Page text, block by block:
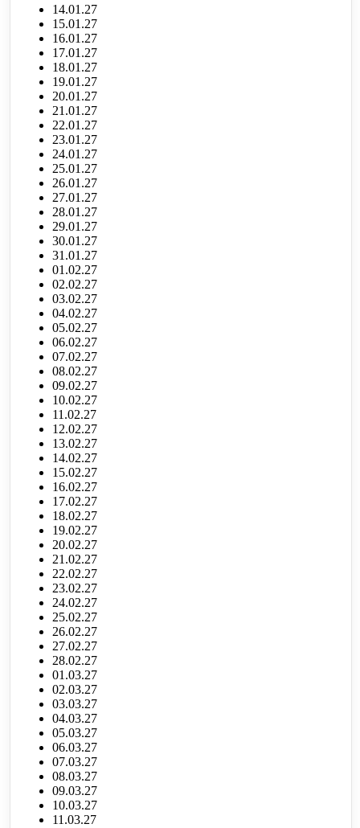
14.01.27
15.01.27
16.01.27
17.01.27
18.01.27
19.01.27
20.01.27
21.01.27
22.01.27
23.01.27
24.01.27
25.01.27
26.01.27
27.01.27
28.01.27
29.01.27
30.01.27
31.01.27
01.02.27
02.02.27
03.02.27
04.02.27
05.02.27
06.02.27
07.02.27
08.02.27
09.02.27
10.02.27
11.02.27
12.02.27
13.02.27
14.02.27
15.02.27
16.02.27
17.02.27
18.02.27
19.02.27
20.02.27
21.02.27
22.02.27
23.02.27
24.02.27
25.02.27
26.02.27
27.02.27
28.02.27
01.03.27
02.03.27
03.03.27
04.03.27
05.03.27
06.03.27
07.03.27
08.03.27
09.03.27
10.03.27
11.03.27